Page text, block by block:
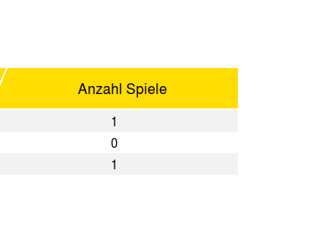
Anzahl Spiele
1
0
1